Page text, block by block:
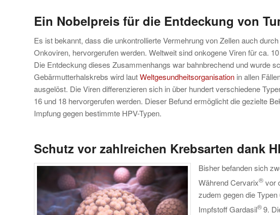
Ein Nobelpreis für die Entdeckung von
Es ist bekannt, dass die unkontrollierte Vermehrung von Zellen auch
Onkoviren, hervorgerufen werden. Weltweit sind onkogene Viren für ca.
Die Entdeckung dieses Zusammenhangs war bahnbrechend und wurde
Gebärmutterhalskrebs wird lautWeltgesundheitsorganisation in allen
ausgelöst. Die Viren differenzieren sich in über hundert verschiedene
16 und 18 hervorgerufen werden. Dieser Befund ermöglicht die gezielte
Impfung gegen bestimmte HPV-Typen.
Schutz vor zahlreichen Krebsarten dank
Bisher befanden sich
Während Cervarix® vor
zudem gegen die
Impfstoff Gardasil®9.